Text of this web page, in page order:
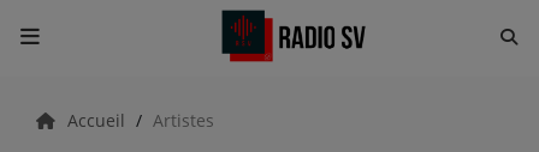
Accueil
Accueil Artistes